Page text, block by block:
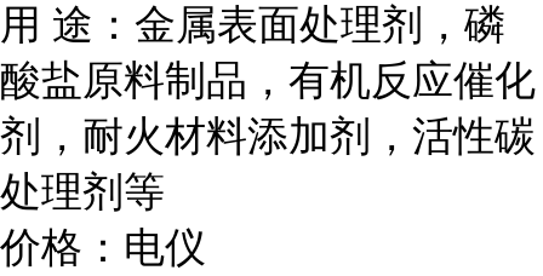
用 途：金属表面处理剂，磷
酸盐原料制品，有机反应催化
剂，耐火材料添加剂，活性碳
处理剂等
价格：电仪